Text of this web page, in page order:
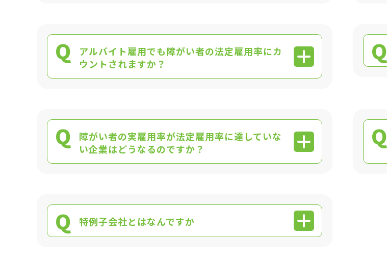
Q
アルバイト雇用でも障がい者の法定雇用率にカ
ウントされますか？
Q
Q
障がい者の実雇用率が法定雇用率に達していな
い企業はどうなるのですか？
Q
Q 特例子会社とはなんですか